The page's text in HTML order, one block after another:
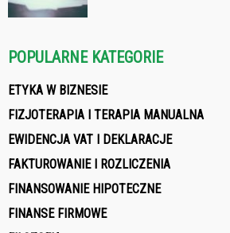
POPULARNE KATEGORIE
ETYKA W BIZNESIE
FIZJOTERAPIA I TERAPIA MANUALNA
EWIDENCJA VAT I DEKLARACJE
FAKTUROWANIE I ROZLICZENIA
FINANSOWANIE HIPOTECZNE
FINANSE FIRMOWE